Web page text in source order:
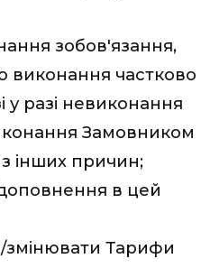
зобов'язання,
виконання частково
у разі невиконання
Замовником
з інших причин;
в цей
змінювати Тарифи